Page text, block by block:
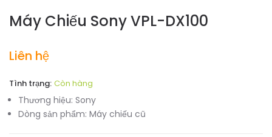
Máy Chiếu Sony VPL-DX100
Liên hệ
Tình trạng: Còn hàng
Thương hiệu: Sony
Dòng sản phẩm: Máy chiếu cũ